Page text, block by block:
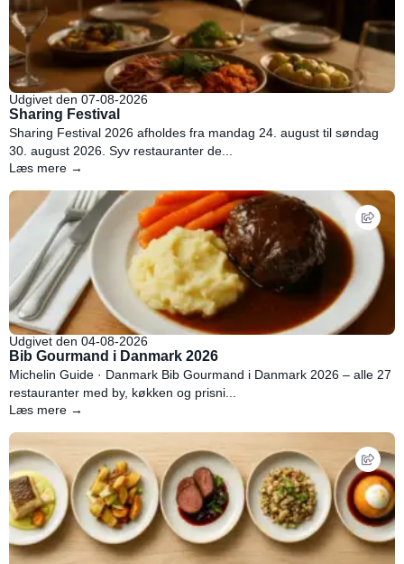
Udgivet den 07-08-2026
Sharing Festival
Sharing Festival 2026 afholdes fra mandag 24. august til søndag
30. august 2026. Syv restauranter de...
Læs mere →
Udgivet den 04-08-2026
Bib Gourmand i Danmark 2026
Michelin Guide · Danmark Bib Gourmand i Danmark 2026 – alle 27
restauranter med by, køkken og prisni...
Læs mere →